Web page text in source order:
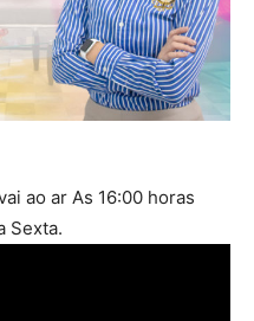
ao ar As 16:00 horas
Sexta.